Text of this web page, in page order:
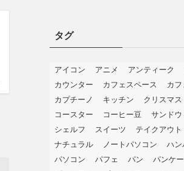
タグ
アイコン アニメ アンティーク
カウンター
カフェスペース
カ
カプチーノ
キッチン
クリスマス
コースター
コーヒー豆
サンドウ
シェルフ
スイーツ
テイクアウト
ナチュラル
ノートパソコン
ハン
パソコン
パフェ パン
パンケ